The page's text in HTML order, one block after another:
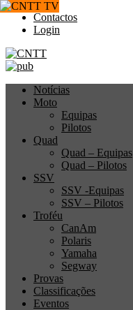
Contactos
Login
Notícias
Moto
Equipas
Pilotos
Quad
Quad – Equipas
Quad – Pilotos
SSV
SSV -Equipas
SSV – Pilotos
Troféu
CanAm
Polaris
Yamaha
Segway
Provas
Classificações
Eventos